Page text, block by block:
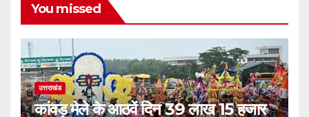
You missed
उत्तराखंड
कांवड़ मेले के आठवें दिन 39 लाख 15 हजार